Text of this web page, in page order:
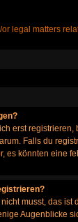
legal matters
erst
Falls du
es könnten eine
musst, das
Augenblicke